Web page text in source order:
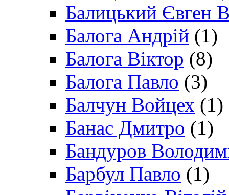
Балицький Євген
Балога Андрій (1)
Балога Віктор (8)
Балога Павло (3)
Балчун Войцех (1)
Банас Дмитро (1)
Бандуров
Барбул Павло (1)